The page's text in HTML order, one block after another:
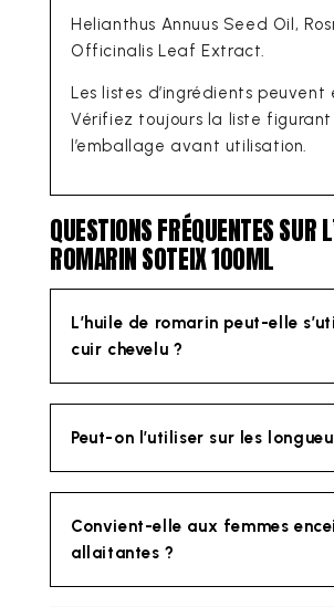
Helianthus Annuus Seed Oil,
Officinalis Leaf Extract.
Les listes d’ingrédients peuvent
Vérifiez toujours la liste figurant
l’emballage avant utilisation.
QUESTIONS FRÉQUENTES SUR
ROMARIN SOTEIX 100ML
L’huile de romarin peut-elle
cuir chevelu ?
Peut-on l’utiliser sur les
Convient-elle aux femmes
allaitantes ?